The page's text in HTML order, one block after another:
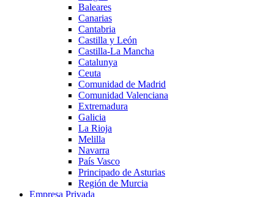
Baleares
Canarias
Cantabria
Castilla y León
Castilla-La Mancha
Catalunya
Ceuta
Comunidad de Madrid
Comunidad Valenciana
Extremadura
Galicia
La Rioja
Melilla
Navarra
País Vasco
Principado de Asturias
Región de Murcia
Empresa Privada